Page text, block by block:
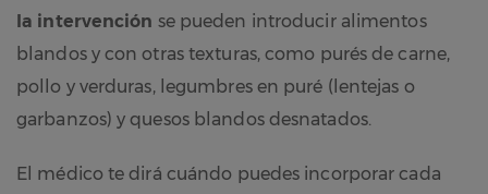
la intervención se pueden introducir alimentos
blandos y con otras texturas, como purés de carne,
pollo y verduras, legumbres en puré (lentejas o
garbanzos) y quesos blandos desnatados.
El médico te dirá cuándo puedes incorporar cada